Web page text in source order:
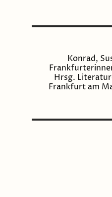
Konrad,
Hrsg.
Frankfurt am